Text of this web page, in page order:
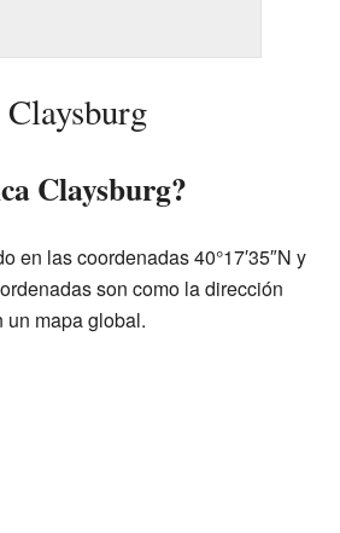
Claysburg?
en las coordenadas 40°17′35″N y
son como la dirección
un mapa global.